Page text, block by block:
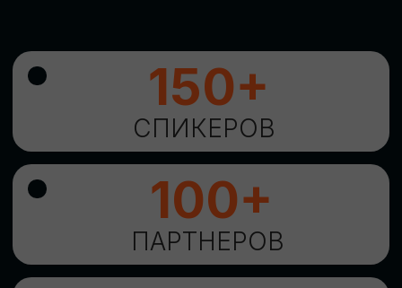
ИЗУЧЕНИЯНОВЫХ
ТЕХНОЛОГИЙИ
СТРАТЕГИЧЕСКИХ
ПОДХОДОВ К ЦИФРОВОЙ
ТРАНСФОРМАЦИИ
БИЗНЕСА